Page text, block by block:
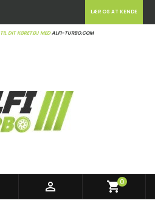
TIL DIT KØRETØJ MEDALFI-TURBO.COM
LÆR OS AT KENDE
 shopping_cart0